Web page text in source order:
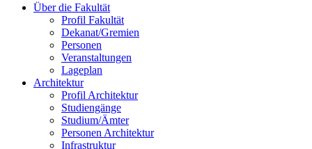
Über die Fakultät
Profil Fakultät
Dekanat/Gremien
Personen
Veranstaltungen
Lageplan
Architektur
Profil Architektur
Studiengänge
Studium/Ämter
Personen Architektur
Infrastruktur